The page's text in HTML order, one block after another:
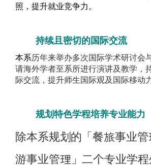
照，提升就业竞争力 。
持续且密切的国际交流
本系历年来举办多次国际学术研讨会
请海外学者至系所进行演讲及教学，
际交流，提升师生国际观及国际移动力
规划特色学程培养专业能力
除本系规划的 「餐旅事业管
游事业管理 」 二个专业学